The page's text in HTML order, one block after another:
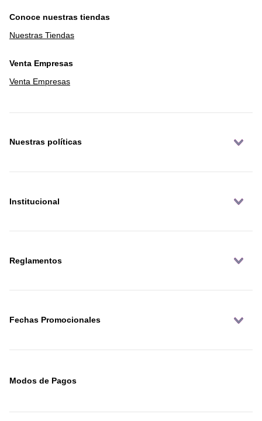
Conoce nuestras tiendas
Nuestras Tiendas
Venta Empresas
Venta Empresas
Nuestras políticas
Institucional
Reglamentos
Fechas Promocionales
Modos de Pagos